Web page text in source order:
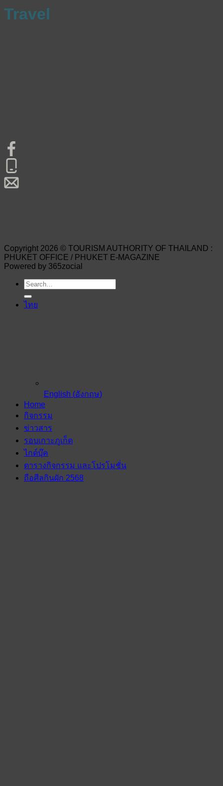
Travel
Copyright 2026 © TOURISM AUTHORITY OF THAILAND :
PHUKET OFFICE / PHUKET E-MAGAZINE
Powered by 365zocial
ไทย
English (อังกฤษ)
Home
กิจกรรม
ข่าวสาร
รอบเกาะภูเก็ต
ไกด์บุ๊ค
ตารางกิจกรรม และโปรโมชั่น
ถือศีลกินผัก 2568